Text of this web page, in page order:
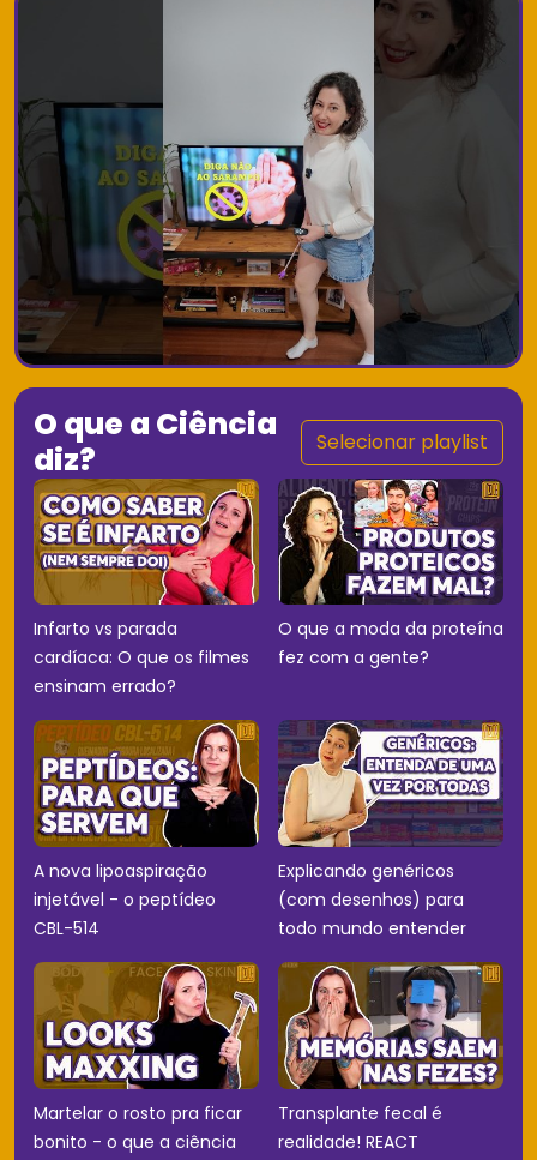
O que a Ciência
diz?
Selecionar playlist
Infarto vs parada
cardíaca: O que os filmes
ensinam errado?
O que a moda da proteína
fez com a gente?
A nova lipoaspiração
injetável - o peptídeo
CBL-514
Explicando genéricos
(com desenhos) para
todo mundo entender
Martelar o rosto pra ficar
bonito - o que a ciência
Transplante fecal é
realidade! REACT